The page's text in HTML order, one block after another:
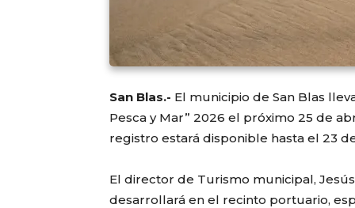
San Blas.- El municipio de San Blas
Pesca y Mar” 2026 el próximo 25 de
registro estará disponible hasta el 23
El director de Turismo municipal,
desarrollará en el recinto portuario,